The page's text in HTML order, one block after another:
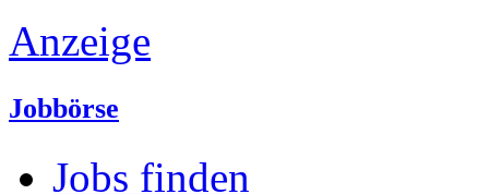
Anzeige
Jobbörse
Jobs finden